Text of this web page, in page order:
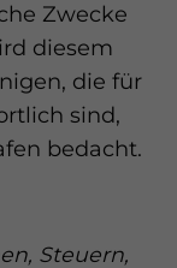
Zwecke
diesem
die für
sind,
bedacht.
Steuern,